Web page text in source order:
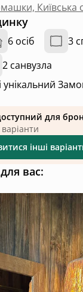
Київська
6 осіб
3
2 санвузла
унікальний
для
інші
вас: